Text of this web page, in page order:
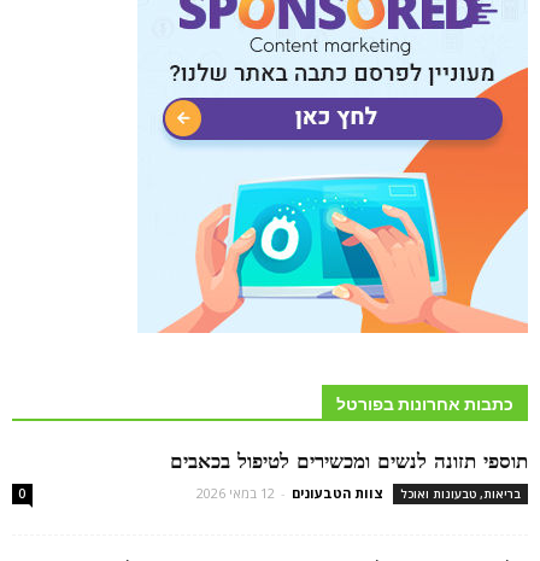
כתבות אחרונות בפורטל
תוספי תזונה לנשים ומכשירים לטיפול בכאבים
בריאות, טבעונות ואוכל צוות הטבעונים - 12 במאי 2026 0